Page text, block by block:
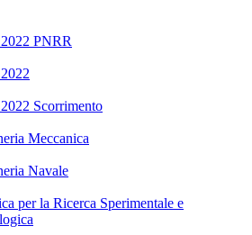
PNRR
Scorrimento
Meccanica
Navale
per la Ricerca Sperimentale e